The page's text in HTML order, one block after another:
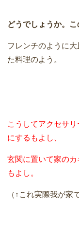
どうでしょうか。
フレンチのように
た料理のよう。
こうしてアクセサ
にするもよし、
玄関に置いて家の
もよし。
（↑これ実際我が家